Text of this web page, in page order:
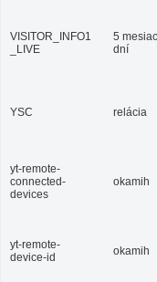
VISITOR_INFO1
_LIVE
5
dní
YSC relácia
yt-remote-
connected-
devices
okamih
yt-remote-
device-id
okamih